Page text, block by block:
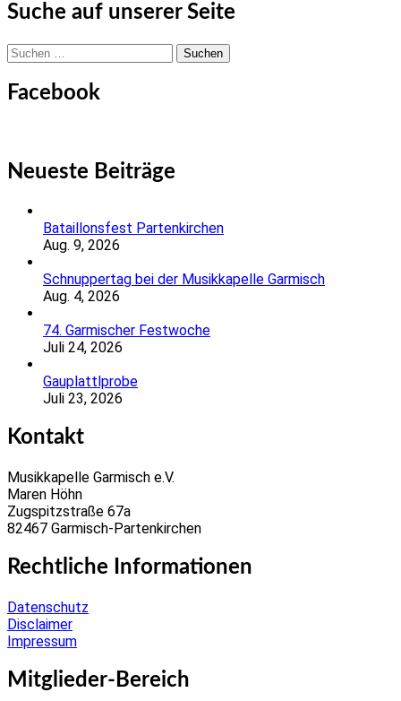
Suche auf unserer Seite
Suchen
nach:
Facebook
Neueste Beiträge
Bataillonsfest Partenkirchen
Aug. 9, 2026
Schnuppertag bei der Musikkapelle Garmisch
Aug. 4, 2026
74. Garmischer Festwoche
Juli 24, 2026
Gauplattlprobe
Juli 23, 2026
Kontakt
Musikkapelle Garmisch e.V.
Maren Höhn
Zugspitzstraße 67a
82467 Garmisch-Partenkirchen
Rechtliche Informationen
Datenschutz
Disclaimer
Impressum
Mitglieder-Bereich